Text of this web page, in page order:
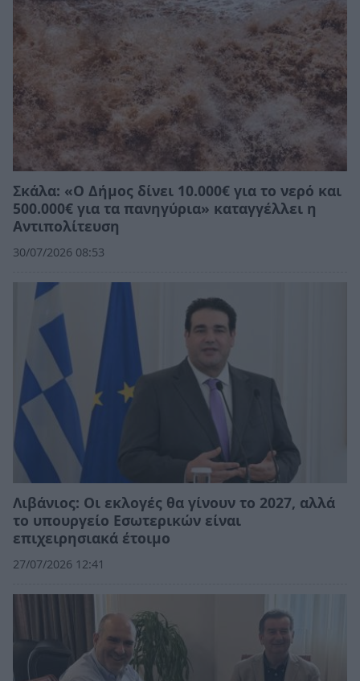
Σκάλα: «Ο Δήμος δίνει 10.000€ για το νερό και
500.000€ για τα πανηγύρια» καταγγέλλει η
Αντιπολίτευση
30/07/2026 08:53
Λιβάνιος: Οι εκλογές θα γίνουν το 2027, αλλά
το υπουργείο Εσωτερικών είναι
επιχειρησιακά έτοιμο
27/07/2026 12:41